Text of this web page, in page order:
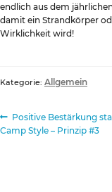
endlich aus dem
damit ein Strandkörper
Wirklichkeit wird!
Kategorie: Allgemein
Vorheriger
Beitrag:
Positive Bestärkung
Camp Style – Prinzip #3